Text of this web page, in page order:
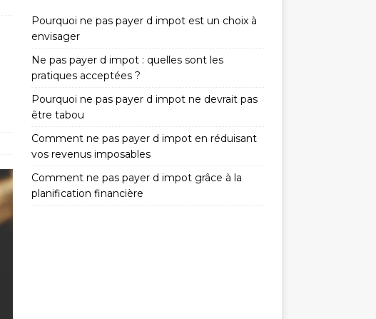
Pourquoi ne pas payer d impot est un choix à
envisager
Ne pas payer d impot : quelles sont les
pratiques acceptées ?
Pourquoi ne pas payer d impot ne devrait pas
être tabou
Comment ne pas payer d impot en réduisant
vos revenus imposables
Comment ne pas payer d impot grâce à la
planification financière